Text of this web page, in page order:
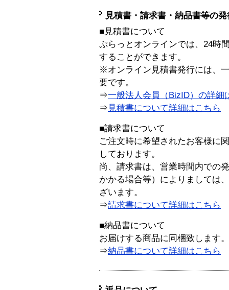
見積書・請求書・納品書等の
■見積書について
ぷらっとオンラインでは、24時
することができます。
※オンライン見積書発行には、
要です。
⇒一般法人会員（BizID）の詳細
⇒ 見積書について詳細はこちら
■請求書について
ご注文時に希望されたお客様に
しております。
尚、請求書は、営業時間内での
かかる場合等）によりましては
ざいます。
⇒請求書について詳細はこちら
■納品書について
お届けする商品に同梱致します。
⇒納品書について詳細はこちら